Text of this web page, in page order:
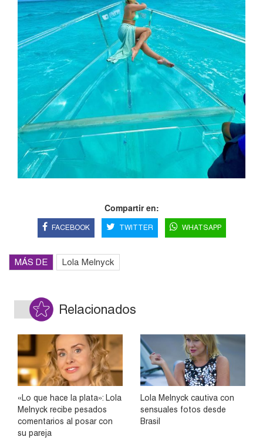
Compartir en:
FACEBOOK TWITTER WHATSAPP
MÁS DE Lola Melnyck
Relacionados
«Lo que hace la plata»: Lola
Melnyck recibe pesados
comentarios al posar con
su pareja
Lola Melnyck cautiva con
sensuales fotos desde
Brasil